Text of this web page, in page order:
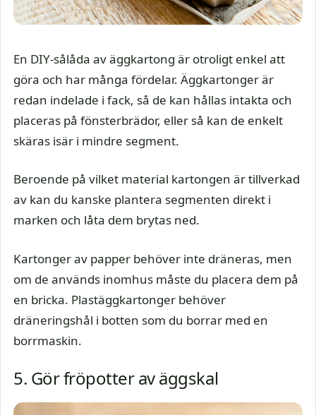
En DIY-sålåda av äggkartong är otroligt enkel att
göra och har många fördelar. Äggkartonger är
redan indelade i fack, så de kan hållas intakta och
placeras på fönsterbrädor, eller så kan de enkelt
skäras isär i mindre segment.
Beroende på vilket material kartongen är tillverkad
av kan du kanske plantera segmenten direkt i
marken och låta dem brytas ned.
Kartonger av papper behöver inte dräneras, men
om de används inomhus måste du placera dem på
en bricka. Plastäggkartonger behöver
dräneringshål i botten som du borrar med en
borrmaskin.
5. Gör fröpotter av äggskal